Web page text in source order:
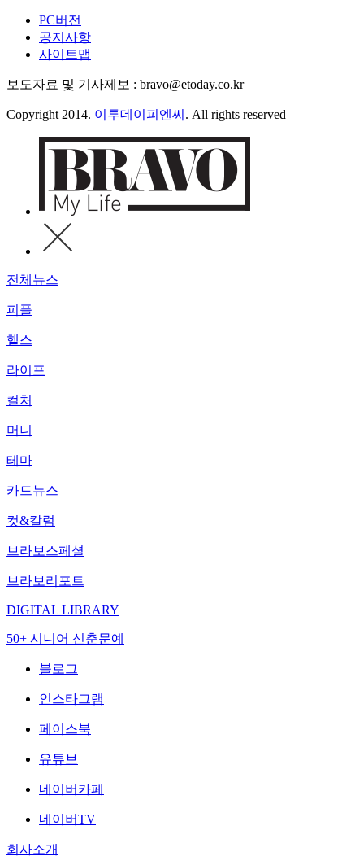
PC버전
공지사항
사이트맵
보도자료 및 기사제보 : bravo@etoday.co.kr
Copyright 2014. 이투데이피엔씨 . All rights reserved
전체뉴스
피플
헬스
라이프
컬처
머니
테마
카드뉴스
컷&칼럼
브라보스페셜
브라보리포트
DIGITAL LIBRARY
50+ 시니어 신춘문예
블로그
인스타그램
페이스북
유튜브
네이버카페
네이버TV
회사소개